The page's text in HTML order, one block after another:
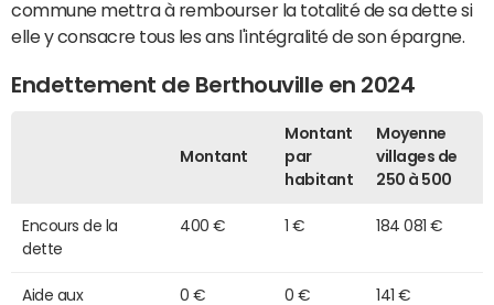
commune mettra à rembourser la totalité de sa dette si
elle y consacre tous les ans l'intégralité de son épargne.
Endettement de Berthouville en 2024
Montant
Montant
par
habitant
Moyenne
villages de
250 à 500
Encours de la
dette
400 € 1 € 184 081 €
Aide aux
0 € 0 € 141 €